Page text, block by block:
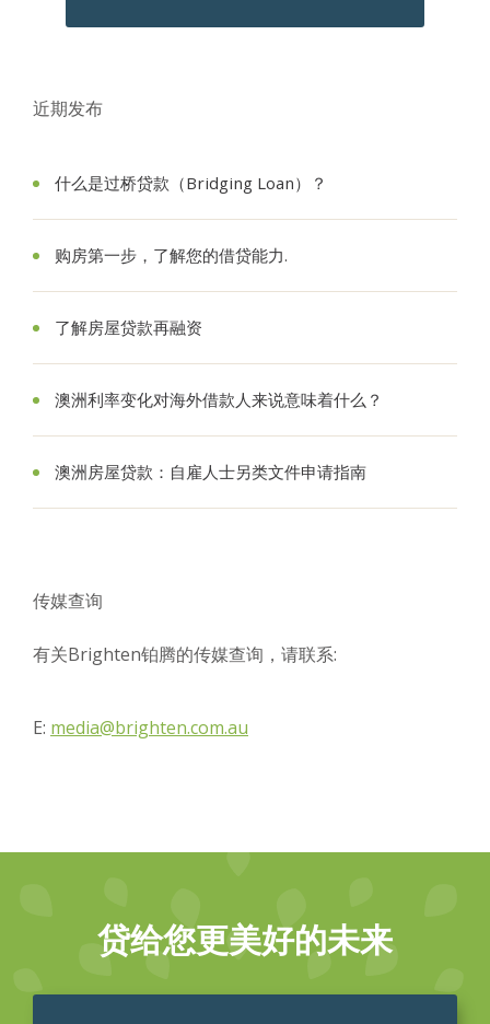
近期发布
什么是过桥贷款（Bridging Loan）？
购房第一步，了解您的借贷能力.
了解房屋贷款再融资
澳洲利率变化对海外借款人来说意味着什么？
澳洲房屋贷款：自雇人士另类文件申请指南
传媒查询
有关Brighten铂腾的传媒查询，请联系:
E: media@brighten.com.au
贷给您更美好的未来